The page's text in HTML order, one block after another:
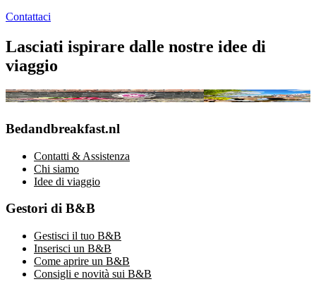
Contattaci
Lasciati ispirare dalle nostre idee di
viaggio
Vincitore Miglior B&B dei Paesi Bassi 2026Cosa vedere in Olanda:
Bedandbreakfast.nl
Contatti & Assistenza
Chi siamo
Idee di viaggio
Gestori di B&B
Gestisci il tuo B&B
Inserisci un B&B
Come aprire un B&B
Consigli e novità sui B&B